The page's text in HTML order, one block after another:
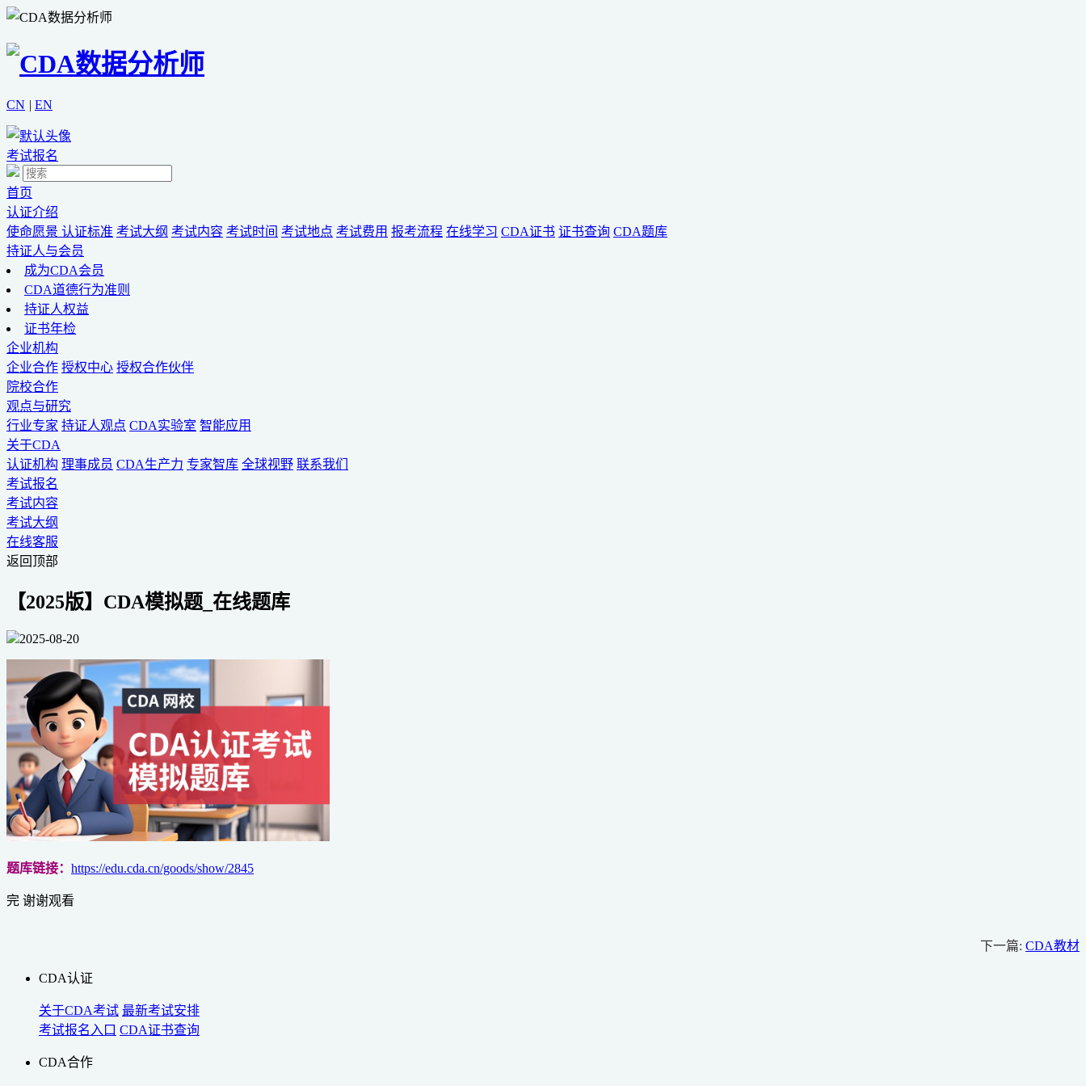
CN | EN
考试报名
首页
认证介绍
使命愿景 认证标准 考试大纲 考试内容 考试时间 考试地点 考试费用 报考流程 在线学习 CDA证书 证书查询 CDA题库
持证人与会员
成为CDA会员
CDA道德行为准则
持证人权益
证书年检
企业机构
企业合作 授权中心 授权合作伙伴
院校合作
观点与研究
行业专家 持证人观点 CDA实验室 智能应用
关于CDA
认证机构 理事成员 CDA生产力 专家智库 全球视野 联系我们
考试报名
考试内容
考试大纲
在线客服
返回顶部
【2025版】CDA模拟题_在线题库
2025-08-20
题库链接： https://edu.cda.cn/goods/show/2845
完 谢谢观看
下一篇: CDA教材
CDA认证
关于CDA考试 最新考试安排
考试报名入口 CDA证书查询
CDA合作